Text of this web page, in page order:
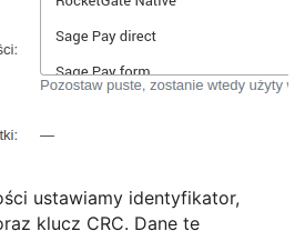
ustawiamy identyfikator,
klucz CRC. Dane te